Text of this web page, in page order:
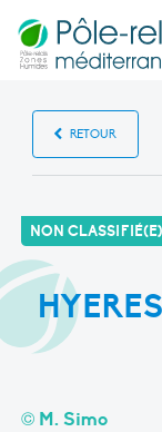
RETOUR
NON CLASSIFIÉ(E)
© M. Simo